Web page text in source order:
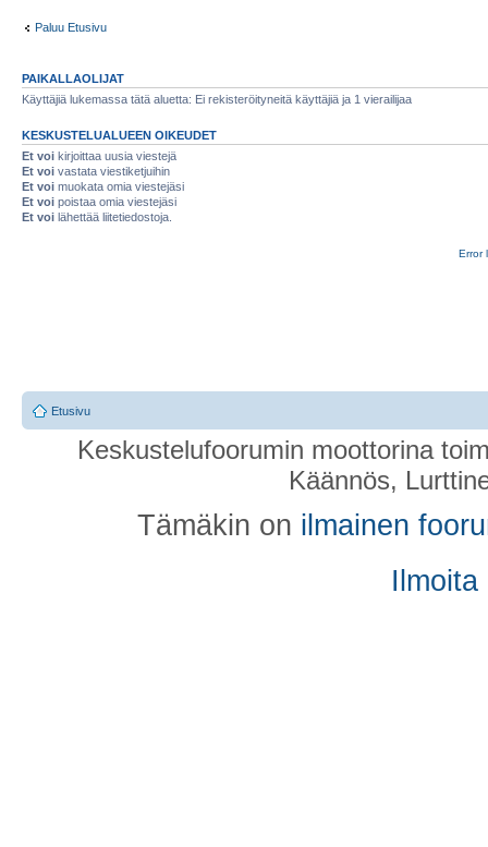
Paluu Etusivu
PAIKALLAOLIJAT
Käyttäjiä lukemassa tätä aluetta: Ei rekisteröityneitä käyttäjiä ja 1 vierailijaa
KESKUSTELUALUEEN OIKEUDET
Et voi kirjoittaa uusia viestejä
Et voi vastata viestiketjuihin
Et voi muokata omia viestejäsi
Et voi poistaa omia viestejäsi
Et voi lähettää liitetiedostoja.
Error
Etusivu
Keskustelufoorumin moottorina
Käännös,
Tämäkin on ilmainen